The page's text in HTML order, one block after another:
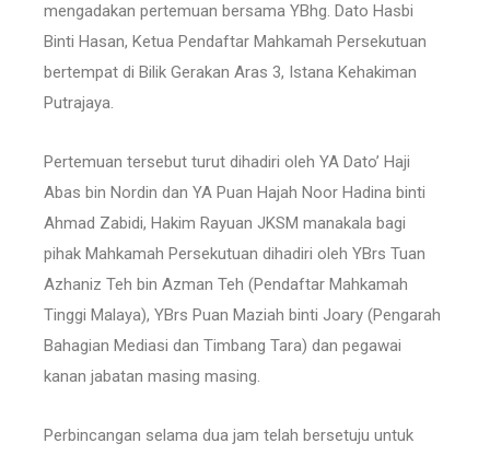
mengadakan pertemuan bersama YBhg. Dato Hasbi
Binti Hasan, Ketua Pendaftar Mahkamah Persekutuan
bertempat di Bilik Gerakan Aras 3, Istana Kehakiman
Putrajaya.
Pertemuan tersebut turut dihadiri oleh YA Dato’ Haji
Abas bin Nordin dan YA Puan Hajah Noor Hadina binti
Ahmad Zabidi, Hakim Rayuan JKSM manakala bagi
pihak Mahkamah Persekutuan dihadiri oleh YBrs Tuan
Azhaniz Teh bin Azman Teh (Pendaftar Mahkamah
Tinggi Malaya), YBrs Puan Maziah binti Joary (Pengarah
Bahagian Mediasi dan Timbang Tara) dan pegawai
kanan jabatan masing masing.
Perbincangan selama dua jam telah bersetuju untuk